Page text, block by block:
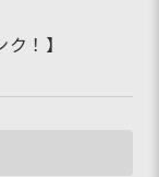
！】